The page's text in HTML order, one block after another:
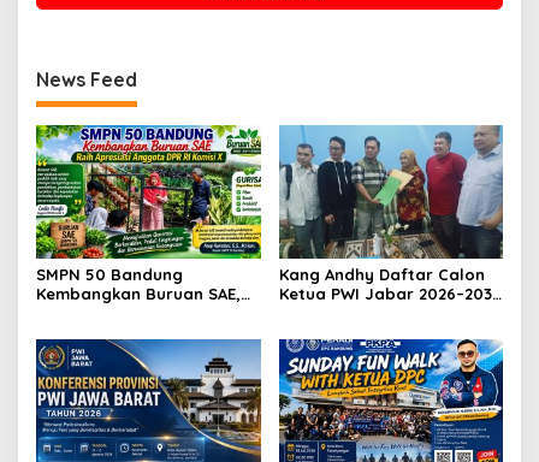
News Feed
SMPN 50 Bandung
Kembangkan Buruan SAE,
Kang Andhy Daftar Calon
Ketua PWI Jabar 2026–2031,
Karier Internasional